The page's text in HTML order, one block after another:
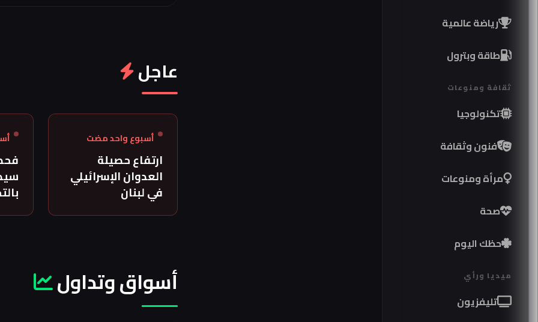
رياضة عالمية
طاقة وبترول
ثقافة ومنوعات
تكنولوجيا
فنون وثقافة
مرأة ومنوعات
صحة
حظك اليوم
ميديا ورأي
تليفزيون
عاجل
أسبوع واحد مضت
ارتفاع حصيلة
العدوان الإسرائيلي
في لبنان
أسواق وتداول